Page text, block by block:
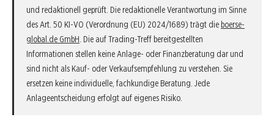
und redaktionell geprüft. Die redaktionelle Verantwortung im Sinne
des Art. 50 KI-VO (Verordnung (EU) 2024/1689) trägt die boerse-
global.de GmbH. Die auf Trading-Treff bereitgestellten
Informationen stellen keine Anlage- oder Finanzberatung dar und
sind nicht als Kauf- oder Verkaufsempfehlung zu verstehen. Sie
ersetzen keine individuelle, fachkundige Beratung. Jede
Anlageentscheidung erfolgt auf eigenes Risiko.